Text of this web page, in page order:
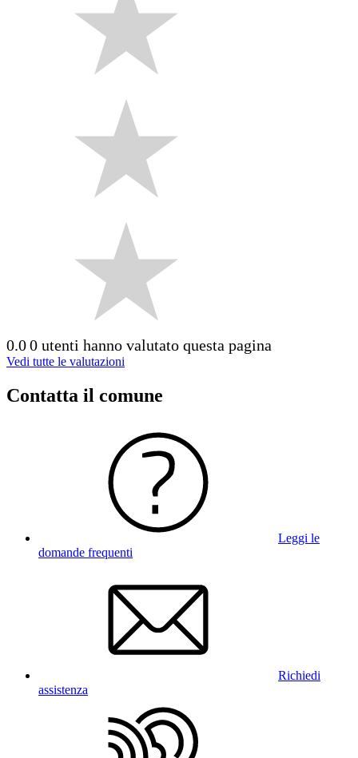
0.00 utenti hanno valutato questa pagina
Vedi tutte le valutazioni
Contatta il comune
Leggi le
domande frequenti
Richiedi
assistenza